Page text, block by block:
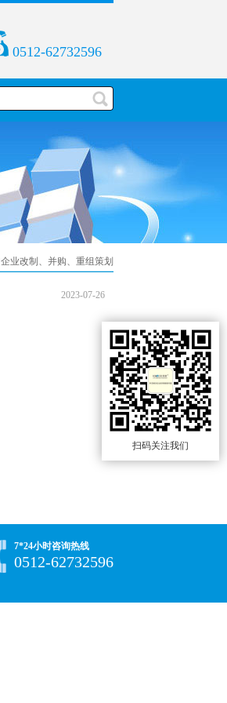
0512-62732596
企业改制、并购、重组策划
2023-07-26
7*24小时咨询热线
0512-62732596
扫码关注我们